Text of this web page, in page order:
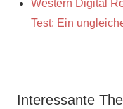
Western Digital
Test: Ein
Interessante